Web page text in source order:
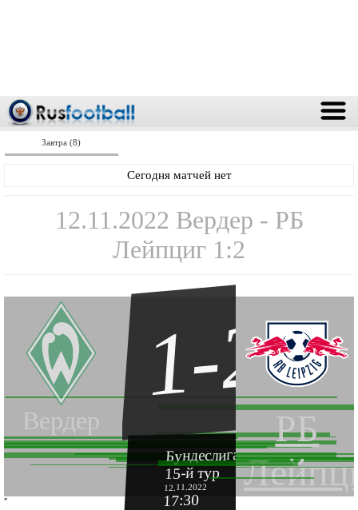
Завтра (8)
Сегодня матчей нет
12.11.2022 Вердер - РБ
Лейпциг 1:2
Вердер
РБ
1-2
Бундеслига 1 2022-2023
15-й тур
12.11.2022
17:30
''